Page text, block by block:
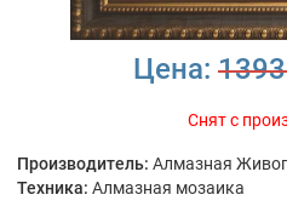
Цена:
Снят с
Производитель: Алмазная
Техника: Алмазная мозаика